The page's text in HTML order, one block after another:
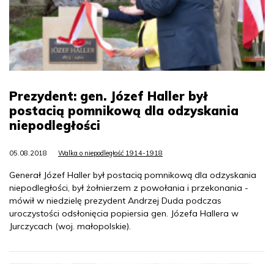
Prezydent: gen. Józef Haller był
postacią pomnikową dla odzyskania
niepodległości
05.08.2018 Walka o niepodległość 1914-1918
Generał Józef Haller był postacią pomnikową dla odzyskania
niepodległości, był żołnierzem z powołania i przekonania -
mówił w niedzielę prezydent Andrzej Duda podczas
uroczystości odsłonięcia popiersia gen. Józefa Hallera w
Jurczycach (woj. małopolskie).